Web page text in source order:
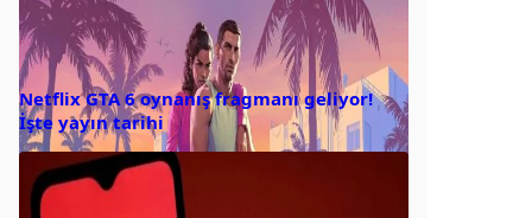
Netflix GTA 6 oynanış fragmanı geliyor!
İşte yayın tarihi